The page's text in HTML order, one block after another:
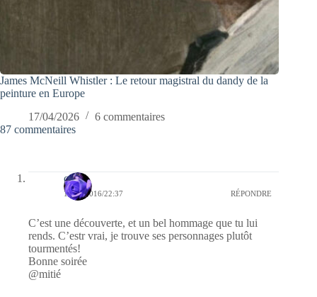
James McNeill Whistler : Le retour magistral du dandy de la
peinture en Europe
17/04/2026
6 commentaires
87 commentaires
covix
15/03/2016/22:37 RÉPONDRE
C’est une découverte, et un bel hommage que tu lui
rends. C’estr vrai, je trouve ses personnages plutôt
tourmentés!
Bonne soirée
@mitié